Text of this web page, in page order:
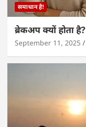
समाधान है!
ब्रेकअप क्यों होता है?
September 11, 2025